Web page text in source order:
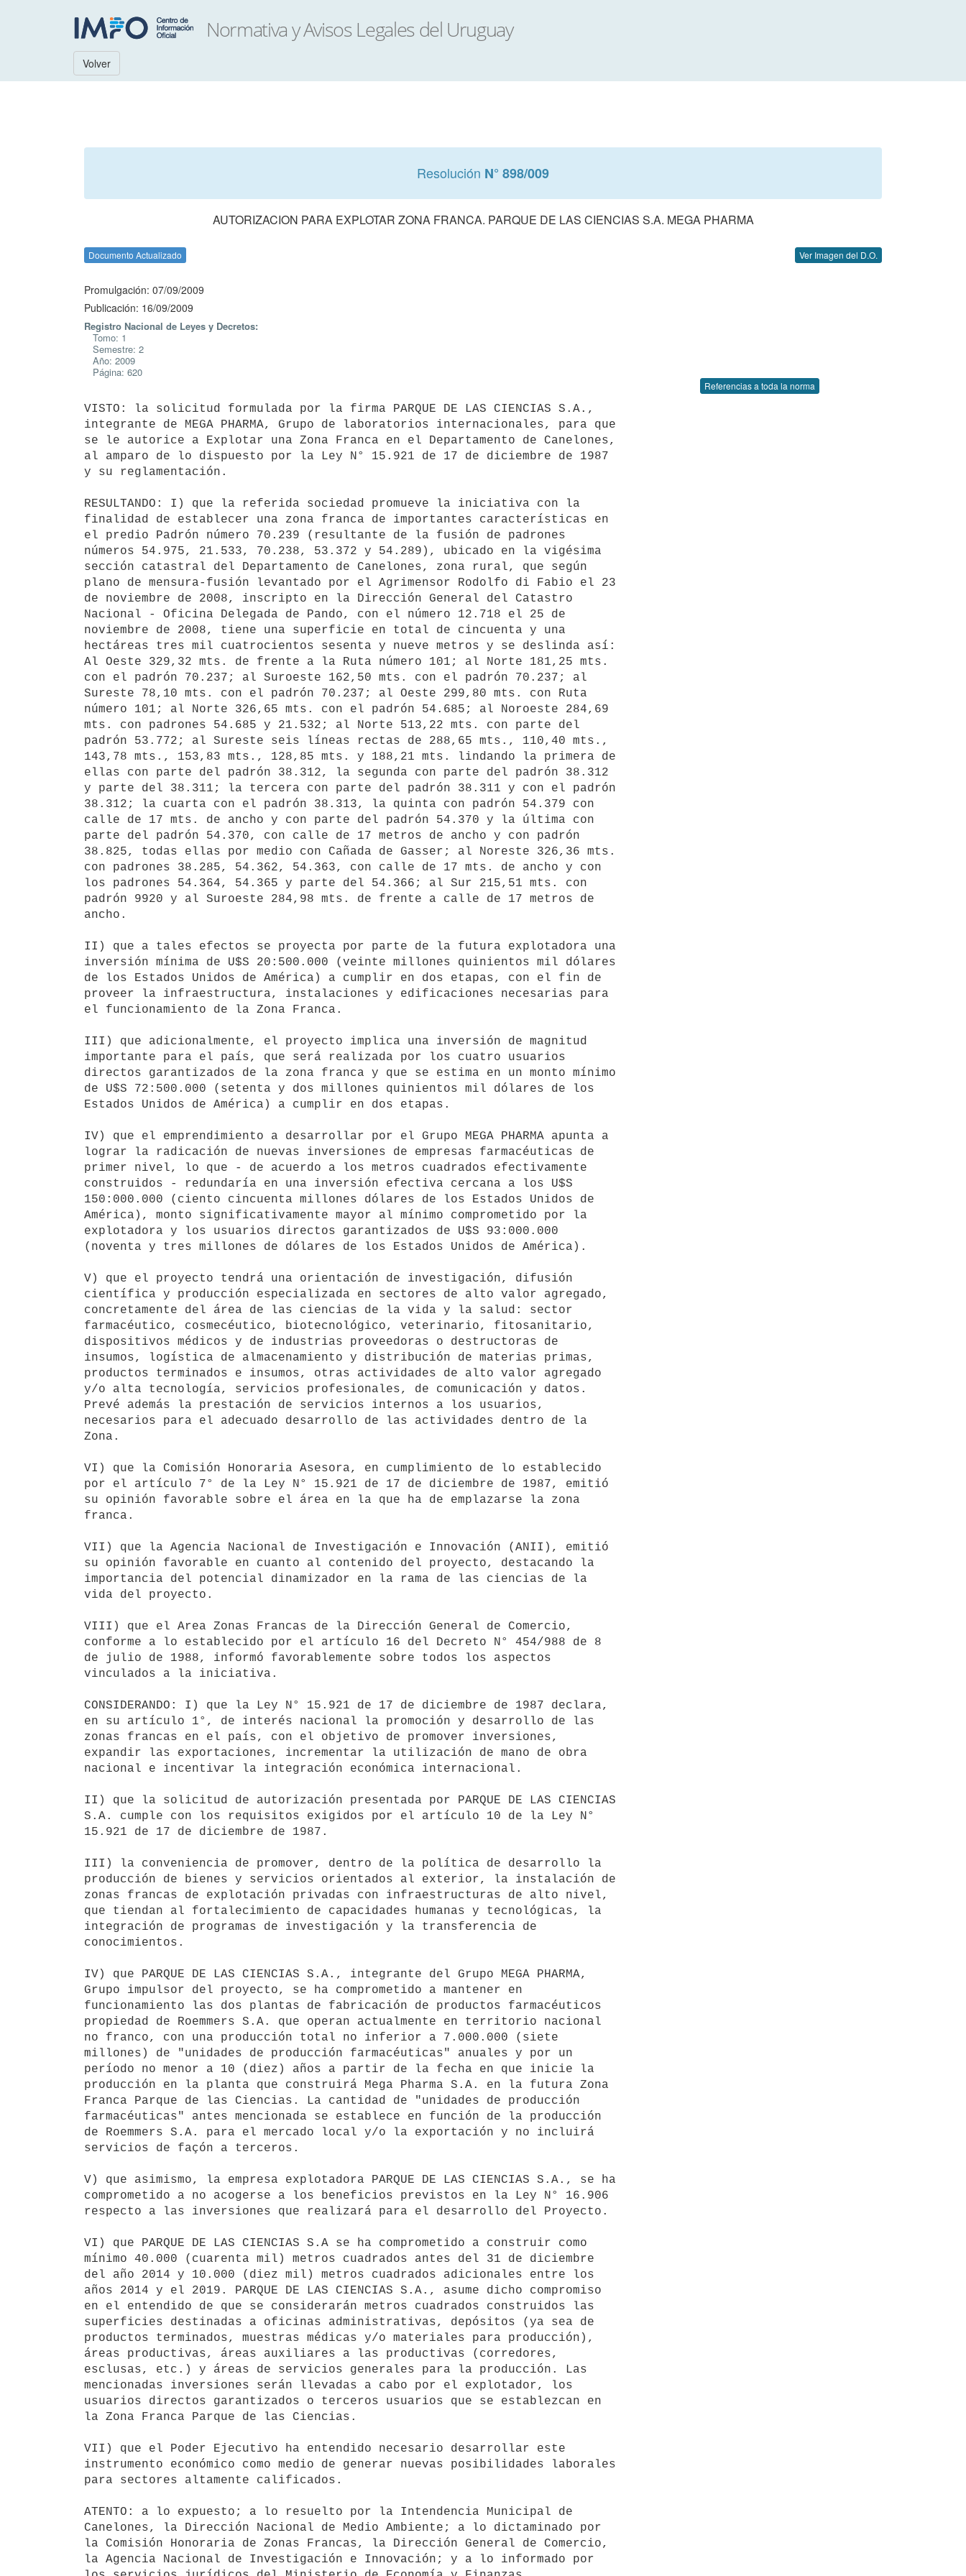
Volver
Resolución N° 898/009
AUTORIZACION PARA EXPLOTAR ZONA FRANCA. PARQUE DE LAS CIENCIAS S.A. MEGA PHARMA
Documento Actualizado Ver Imagen del D.O.
Promulgación: 07/09/2009
Publicación: 16/09/2009
Registro Nacional de Leyes y Decretos:
Tomo: 1
Semestre: 2
Año: 2009
Página: 620
Referencias a toda la norma
VISTO: la solicitud formulada por la firma PARQUE DE LAS CIENCIAS S.A.,
integrante de MEGA PHARMA, Grupo de laboratorios internacionales, para que
se le autorice a Explotar una Zona Franca en el Departamento de Canelones,
al amparo de lo dispuesto por la Ley N° 15.921 de 17 de diciembre de 1987
y su reglamentación.
RESULTANDO: I) que la referida sociedad promueve la iniciativa con la
finalidad de establecer una zona franca de importantes características en
el predio Padrón número 70.239 (resultante de la fusión de padrones
números 54.975, 21.533, 70.238, 53.372 y 54.289), ubicado en la vigésima
sección catastral del Departamento de Canelones, zona rural, que según
plano de mensura-fusión levantado por el Agrimensor Rodolfo di Fabio el 23
de noviembre de 2008, inscripto en la Dirección General del Catastro
Nacional - Oficina Delegada de Pando, con el número 12.718 el 25 de
noviembre de 2008, tiene una superficie en total de cincuenta y una
hectáreas tres mil cuatrocientos sesenta y nueve metros y se deslinda así:
Al Oeste 329,32 mts. de frente a la Ruta número 101; al Norte 181,25 mts.
con el padrón 70.237; al Suroeste 162,50 mts. con el padrón 70.237; al
Sureste 78,10 mts. con el padrón 70.237; al Oeste 299,80 mts. con Ruta
número 101; al Norte 326,65 mts. con el padrón 54.685; al Noroeste 284,69
mts. con padrones 54.685 y 21.532; al Norte 513,22 mts. con parte del
padrón 53.772; al Sureste seis líneas rectas de 288,65 mts., 110,40 mts.,
143,78 mts., 153,83 mts., 128,85 mts. y 188,21 mts. lindando la primera de
ellas con parte del padrón 38.312, la segunda con parte del padrón 38.312
y parte del 38.311; la tercera con parte del padrón 38.311 y con el padrón
38.312; la cuarta con el padrón 38.313, la quinta con padrón 54.379 con
calle de 17 mts. de ancho y con parte del padrón 54.370 y la última con
parte del padrón 54.370, con calle de 17 metros de ancho y con padrón
38.825, todas ellas por medio con Cañada de Gasser; al Noreste 326,36 mts.
con padrones 38.285, 54.362, 54.363, con calle de 17 mts. de ancho y con
los padrones 54.364, 54.365 y parte del 54.366; al Sur 215,51 mts. con
padrón 9920 y al Suroeste 284,98 mts. de frente a calle de 17 metros de
ancho.
II) que a tales efectos se proyecta por parte de la futura explotadora una
inversión mínima de U$S 20:500.000 (veinte millones quinientos mil dólares
de los Estados Unidos de América) a cumplir en dos etapas, con el fin de
proveer la infraestructura, instalaciones y edificaciones necesarias para
el funcionamiento de la Zona Franca.
III) que adicionalmente, el proyecto implica una inversión de magnitud
importante para el país, que será realizada por los cuatro usuarios
directos garantizados de la zona franca y que se estima en un monto mínimo
de U$S 72:500.000 (setenta y dos millones quinientos mil dólares de los
Estados Unidos de América) a cumplir en dos etapas.
IV) que el emprendimiento a desarrollar por el Grupo MEGA PHARMA apunta a
lograr la radicación de nuevas inversiones de empresas farmacéuticas de
primer nivel, lo que - de acuerdo a los metros cuadrados efectivamente
construidos - redundaría en una inversión efectiva cercana a los U$S
150:000.000 (ciento cincuenta millones dólares de los Estados Unidos de
América), monto significativamente mayor al mínimo comprometido por la
explotadora y los usuarios directos garantizados de U$S 93:000.000
(noventa y tres millones de dólares de los Estados Unidos de América).
V) que el proyecto tendrá una orientación de investigación, difusión
científica y producción especializada en sectores de alto valor agregado,
concretamente del área de las ciencias de la vida y la salud: sector
farmacéutico, cosmecéutico, biotecnológico, veterinario, fitosanitario,
dispositivos médicos y de industrias proveedoras o destructoras de
insumos, logística de almacenamiento y distribución de materias primas,
productos terminados e insumos, otras actividades de alto valor agregado
y/o alta tecnología, servicios profesionales, de comunicación y datos.
Prevé además la prestación de servicios internos a los usuarios,
necesarios para el adecuado desarrollo de las actividades dentro de la
Zona.
VI) que la Comisión Honoraria Asesora, en cumplimiento de lo establecido
por el artículo 7° de la Ley N° 15.921 de 17 de diciembre de 1987, emitió
su opinión favorable sobre el área en la que ha de emplazarse la zona
franca.
VII) que la Agencia Nacional de Investigación e Innovación (ANII), emitió
su opinión favorable en cuanto al contenido del proyecto, destacando la
importancia del potencial dinamizador en la rama de las ciencias de la
vida del proyecto.
VIII) que el Area Zonas Francas de la Dirección General de Comercio,
conforme a lo establecido por el artículo 16 del Decreto N° 454/988 de 8
de julio de 1988, informó favorablemente sobre todos los aspectos
vinculados a la iniciativa.
CONSIDERANDO: I) que la Ley N° 15.921 de 17 de diciembre de 1987 declara,
en su artículo 1°, de interés nacional la promoción y desarrollo de las
zonas francas en el país, con el objetivo de promover inversiones,
expandir las exportaciones, incrementar la utilización de mano de obra
nacional e incentivar la integración económica internacional.
II) que la solicitud de autorización presentada por PARQUE DE LAS CIENCIAS
S.A. cumple con los requisitos exigidos por el artículo 10 de la Ley N°
15.921 de 17 de diciembre de 1987.
III) la conveniencia de promover, dentro de la política de desarrollo la
producción de bienes y servicios orientados al exterior, la instalación de
zonas francas de explotación privadas con infraestructuras de alto nivel,
que tiendan al fortalecimiento de capacidades humanas y tecnológicas, la
integración de programas de investigación y la transferencia de
conocimientos.
IV) que PARQUE DE LAS CIENCIAS S.A., integrante del Grupo MEGA PHARMA,
Grupo impulsor del proyecto, se ha comprometido a mantener en
funcionamiento las dos plantas de fabricación de productos farmacéuticos
propiedad de Roemmers S.A. que operan actualmente en territorio nacional
no franco, con una producción total no inferior a 7.000.000 (siete
millones) de "unidades de producción farmacéuticas" anuales y por un
período no menor a 10 (diez) años a partir de la fecha en que inicie la
producción en la planta que construirá Mega Pharma S.A. en la futura Zona
Franca Parque de las Ciencias. La cantidad de "unidades de producción
farmacéuticas" antes mencionada se establece en función de la producción
de Roemmers S.A. para el mercado local y/o la exportación y no incluirá
servicios de façón a terceros.
V) que asimismo, la empresa explotadora PARQUE DE LAS CIENCIAS S.A., se ha
comprometido a no acogerse a los beneficios previstos en la Ley N° 16.906
respecto a las inversiones que realizará para el desarrollo del Proyecto.
VI) que PARQUE DE LAS CIENCIAS S.A se ha comprometido a construir como
mínimo 40.000 (cuarenta mil) metros cuadrados antes del 31 de diciembre
del año 2014 y 10.000 (diez mil) metros cuadrados adicionales entre los
años 2014 y el 2019. PARQUE DE LAS CIENCIAS S.A., asume dicho compromiso
en el entendido de que se considerarán metros cuadrados construidos las
superficies destinadas a oficinas administrativas, depósitos (ya sea de
productos terminados, muestras médicas y/o materiales para producción),
áreas productivas, áreas auxiliares a las productivas (corredores,
esclusas, etc.) y áreas de servicios generales para la producción. Las
mencionadas inversiones serán llevadas a cabo por el explotador, los
usuarios directos garantizados o terceros usuarios que se establezcan en
la Zona Franca Parque de las Ciencias.
VII) que el Poder Ejecutivo ha entendido necesario desarrollar este
instrumento económico como medio de generar nuevas posibilidades laborales
para sectores altamente calificados.
ATENTO: a lo expuesto; a lo resuelto por la Intendencia Municipal de
Canelones, la Dirección Nacional de Medio Ambiente; a lo dictaminado por
la Comisión Honoraria de Zonas Francas, la Dirección General de Comercio,
la Agencia Nacional de Investigación e Innovación; y a lo informado por